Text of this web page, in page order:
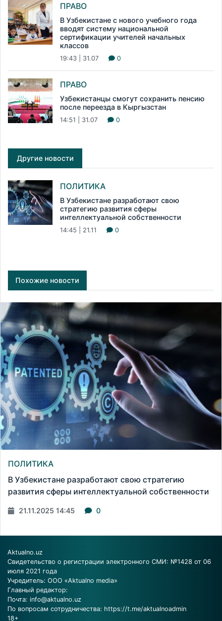
ПРАВО
В Узбекистане с нового учебного года
вводят систему национальной
сертификации учителей начальных
классов
19:43 | 31.07 0
ПРАВО
Узбекистанцы смогут сохранить пенсию
после переезда в Кыргызстан
14:51 | 31.07 0
Другие новости
ПОЛИТИКА
В Узбекистане разработают свою
стратегию развития сферы
интеллектуальной собственности
14:45 | 21.11 0
Похожие новости
ПОЛИТИКА
В Узбекистане разработают свою стратегию
развития сферы интеллектуальной собственности
21.11.2025 14:45 0
Aktualno.uz
Свидетельство о регистрации электронного СМИ: №1428 от 06
июля 2021 года
Учредитель: ООО «Aktualno media»
Главный редактор:
Почта: info@aktualno.uz
По вопросам сотрудничества: https://t.me/aktualnoadmin
18+